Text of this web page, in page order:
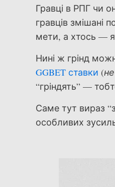
Гравці в РПГ чи
гравців змішані
мети, а хтось —
Нині ж грінд
GGBET ставки (
“гріндять” —
Саме тут вираз
особливих